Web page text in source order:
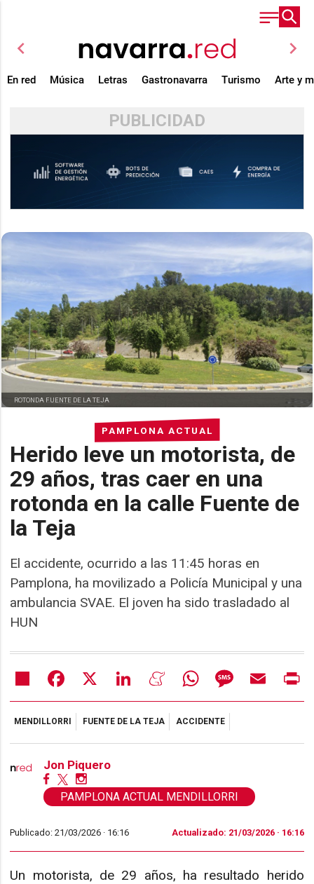
chevron_left chevron_right
En red Música Letras Gastronavarra Turismo Arte y
PUBLICIDAD
PAMPLONA ACTUAL
Herido leve un motorista, de
29 años, tras caer en una
rotonda en la calle Fuente de
la Teja
El accidente, ocurrido a las 11:45 horas en
Pamplona, ha movilizado a Policía Municipal y una
ambulancia SVAE. El joven ha sido trasladado al
HUN
ROTONDA FUENTE DE LA TEJA
Share Facebook LinkedIn MeneameWhatsAppMessageEmail
MENDILLORRI FUENTE DE LA TEJA ACCIDENTE
Jon Piquero
PAMPLONA ACTUAL MENDILLORRI
Publicado: 21/03/2026 · 16:16 Actualizado: 21/03/2026 · 16:16
Un motorista, de 29 años, ha resultado herido